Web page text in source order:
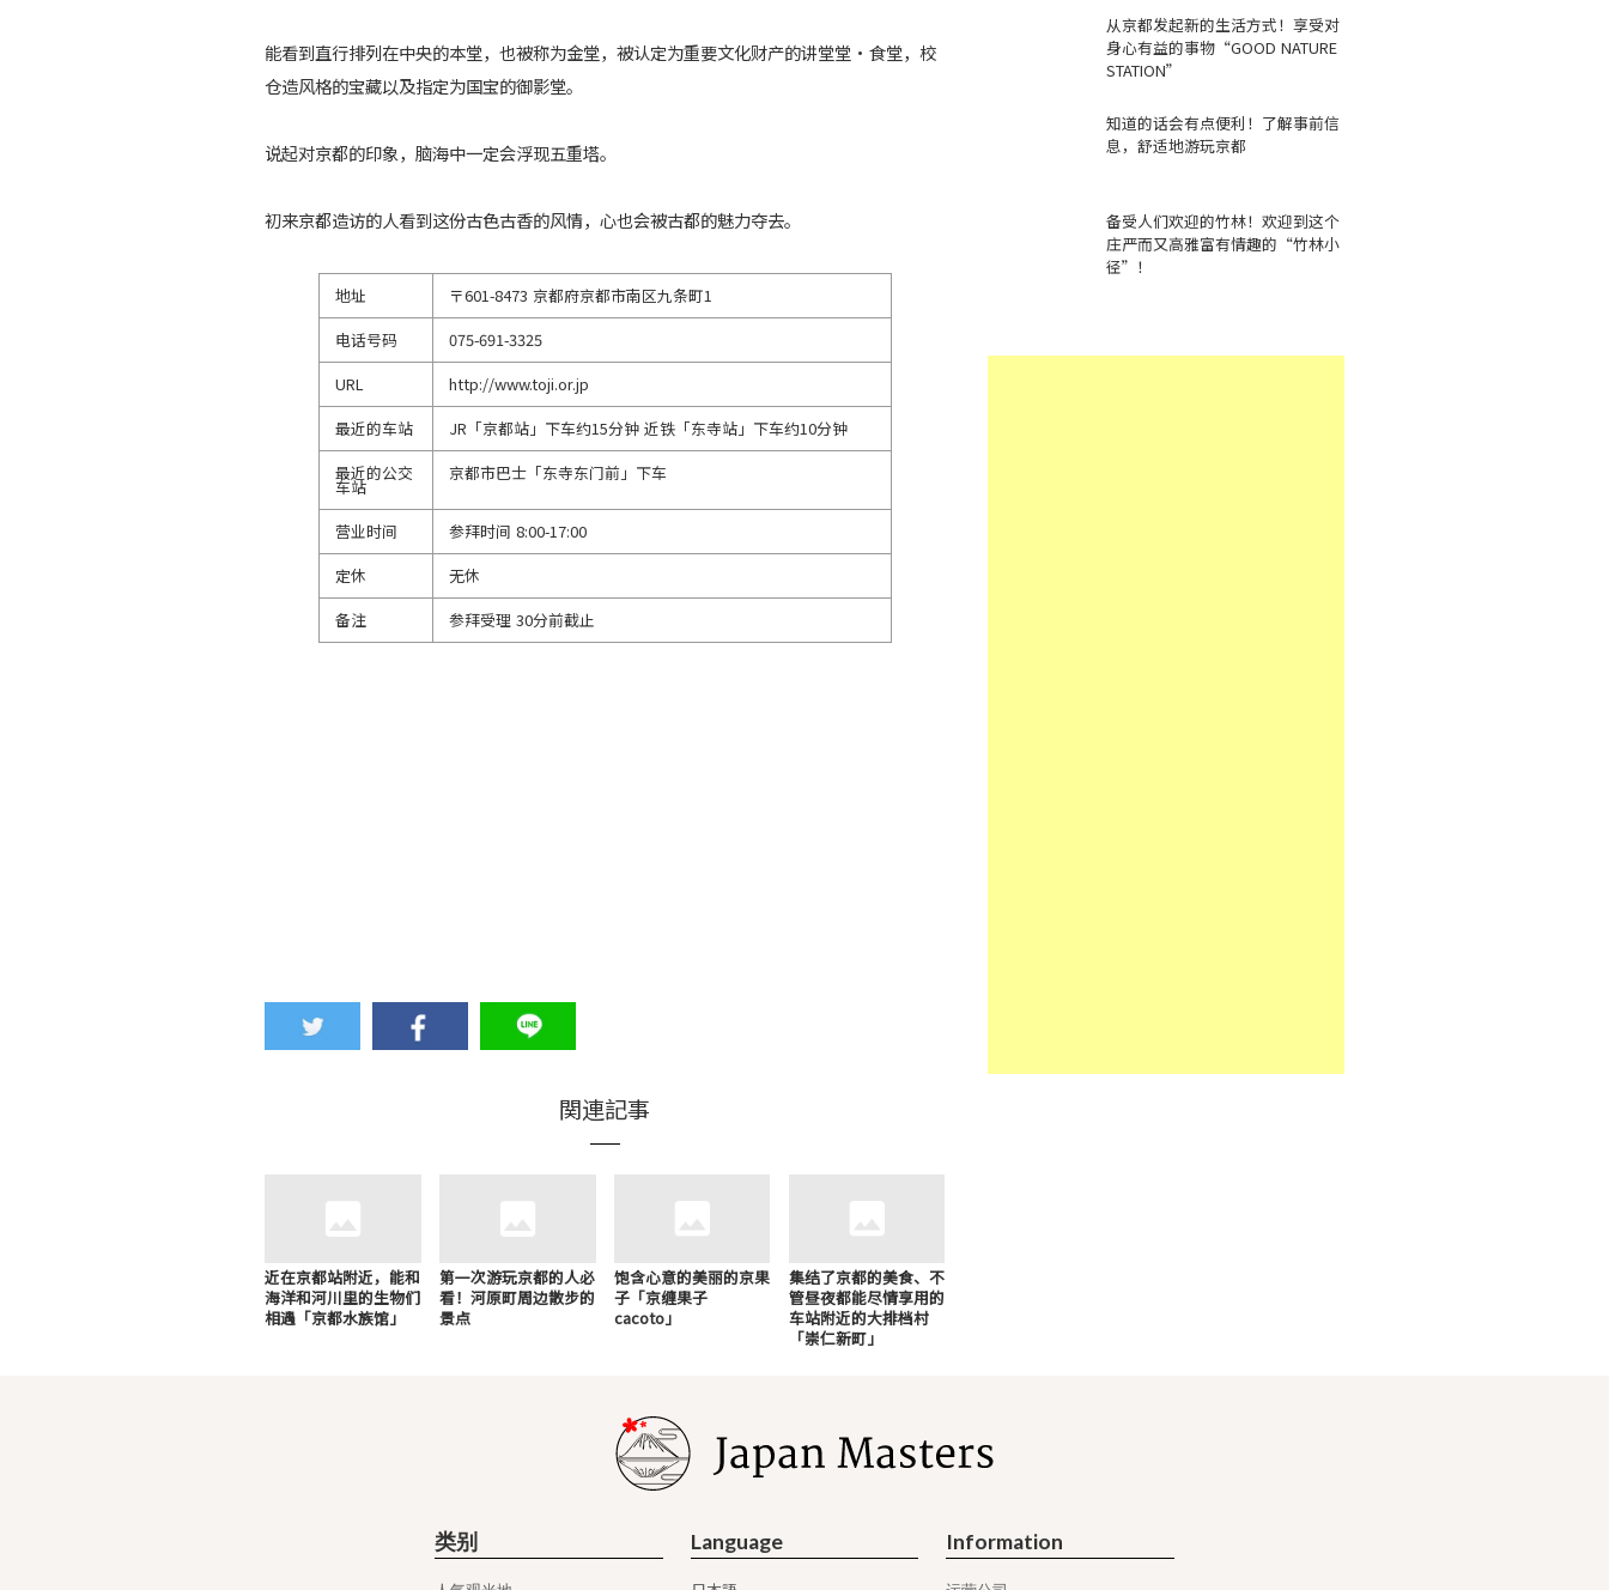
能看到直行排列在中央的本堂，也被称为金堂，被认定为重要文化财产的讲堂堂・食堂，校
仓造风格的宝藏以及指定为国宝的御影堂。
说起对京都的印象，脑海中一定会浮现五重塔。
初来京都造访的人看到这份古色古香的风情，心也会被古都的魅力夺去。
地址
〒601-8473 京都府京都市南区九条町1
电话号码
075-691-3325
URL
http://www.toji.or.jp
最近的车站
JR「京都站」下车约15分钟 近铁「东寺站」下车约10分钟
最近的公交
车站
京都市巴士「东寺东门前」下车
营业时间
参拜时间 8:00-17:00
定休
无休
备注
参拜受理 30分前截止
関連記事
近在京都站附近，能和
海洋和河川里的生物们
相遇「京都水族馆」
第一次游玩京都的人必
看！河原町周边散步的
景点
饱含心意的美丽的京果
子「京缠果子
cacoto」
集结了京都的美食、不
管昼夜都能尽情享用的
车站附近的大排档村
「崇仁新町」
从京都发起新的生活方式！享受对
身心有益的事物“GOOD NATURE
STATION”
知道的话会有点便利！了解事前信
息，舒适地游玩京都
备受人们欢迎的竹林！欢迎到这个
庄严而又高雅富有情趣的“竹林小
径”！
类别 Language Information